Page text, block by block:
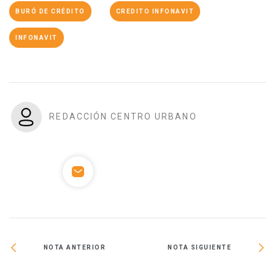
BURÓ DE CRÉDITO CREDITO INFONAVIT
INFONAVIT
REDACCIÓN CENTRO URBANO
NOTA ANTERIOR NOTA SIGUIENTE